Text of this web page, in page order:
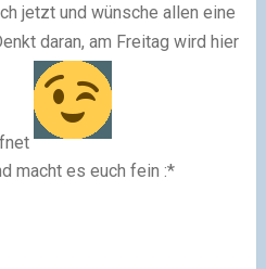
jetzt und wünsche allen eine
daran, am Freitag wird hier
macht es euch fein :*